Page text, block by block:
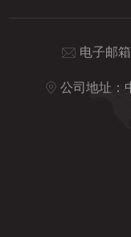
电子邮箱
公司地址：